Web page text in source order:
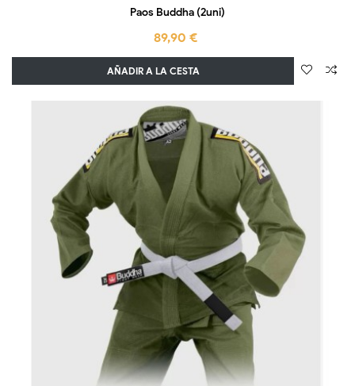
Paos Buddha (2uni)
89,90 €
AÑADIR A LA CESTA